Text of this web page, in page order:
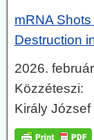
mRNA
Destruction
2026. február
Közzéteszi:
Király József